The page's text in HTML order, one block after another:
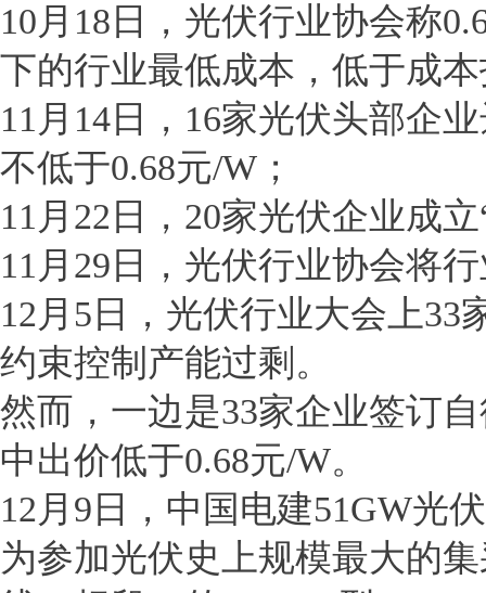
10月18日，光伏行业协会称
下的行业最低成本，低于成
11月14日，16家光伏头部企
不低于0.68元/W；
11月22日，20家光伏企业成
11月29日，光伏行业协会将
12月5日，光伏行业大会上
约束控制产能过剩。
然而，一边是33家企业签订
中出价低于0.68元/W。
12月9日，中国电建51GW光
为参加光伏史上规模最大的